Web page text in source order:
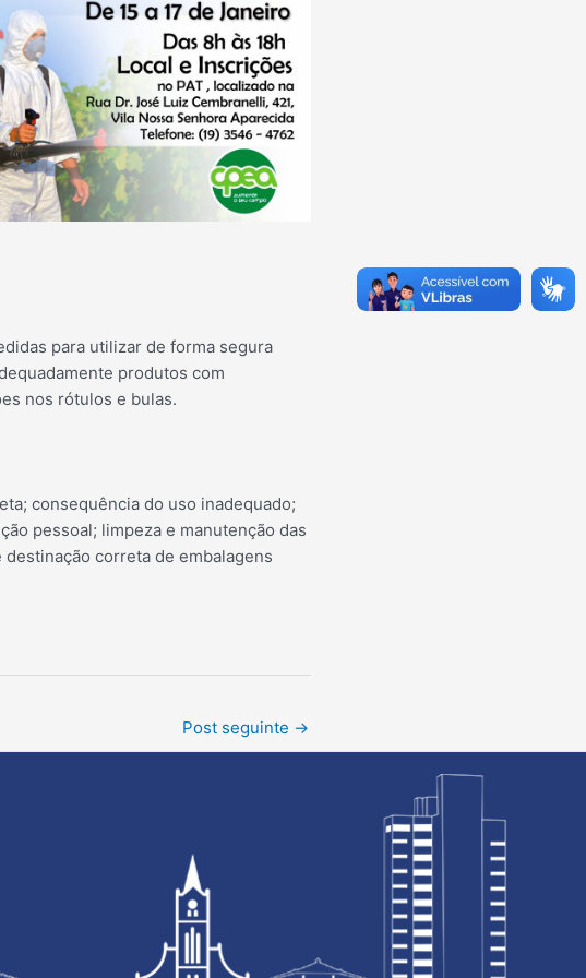
para utilizar de forma segura
produtos com
nos rótulos e bulas.
consequência do uso inadequado;
pessoal; limpeza e manutenção das
correta de embalagens
Post seguinte →